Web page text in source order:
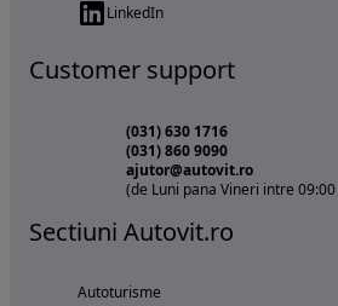
LinkedIn
Customer support
(031) 630 1716
(031) 860 9090
ajutor@autovit.ro
(de Luni pana Vineri intre 09:00
Sectiuni Autovit.ro
Autoturisme